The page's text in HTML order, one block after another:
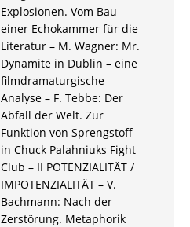
Explosionen. Vom Bau
einer Echokammer für die
Literatur – M. Wagner: Mr.
Dynamite in Dublin – eine
filmdramaturgische
Analyse – F. Tebbe: Der
Abfall der Welt. Zur
Funktion von Sprengstoff
in Chuck Palahniuks Fight
Club – II POTENZIALITÄT /
IMPOTENZIALITÄT – V.
Bachmann: Nach der
Zerstörung. Metaphorik